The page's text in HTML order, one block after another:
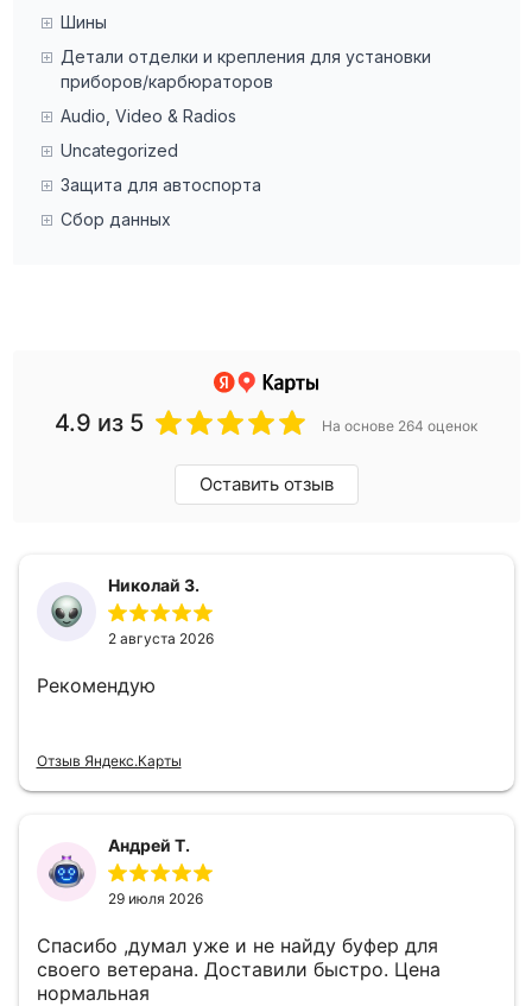
Шины
Детали отделки и крепления для установки
приборов/карбюраторов
Audio, Video & Radios
Uncategorized
Защита для автоспорта
Сбор данных
4.9 из 5 На основе 264 оценок
Оставить отзыв
Николай З.
2 августа 2026
Рекомендую
Отзыв Яндекс.Карты
Андрей Т.
29 июля 2026
Спасибо ,думал уже и не найду буфер для
своего ветерана. Доставили быстро. Цена
нормальная